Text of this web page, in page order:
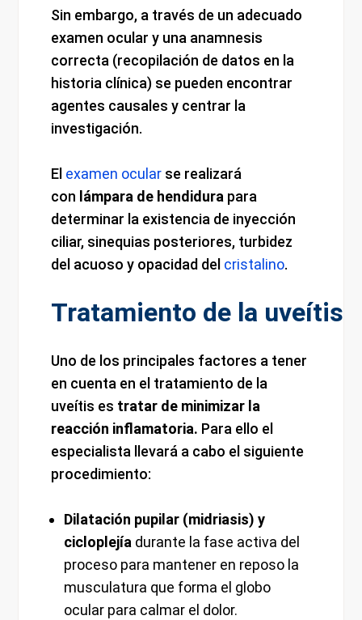
Sin embargo, a través de un adecuado
examen ocular y una anamnesis
correcta (recopilación de datos en la
historia clínica) se pueden encontrar
agentes causales y centrar la
investigación.
El examen ocular se realizará
con lámpara de hendidura para
determinar la existencia de inyección
ciliar, sinequias posteriores, turbidez
del acuoso y opacidad del cristalino.
Tratamiento de la uveítis
Uno de los principales factores a tener
en cuenta en el tratamiento de la
uveítis es tratar de minimizar la
reacción inflamatoria. Para ello el
especialista llevará a cabo el siguiente
procedimiento:
Dilatación pupilar (midriasis) y
cicloplejía durante la fase activa del
proceso para mantener en reposo la
musculatura que forma el globo
ocular para calmar el dolor.